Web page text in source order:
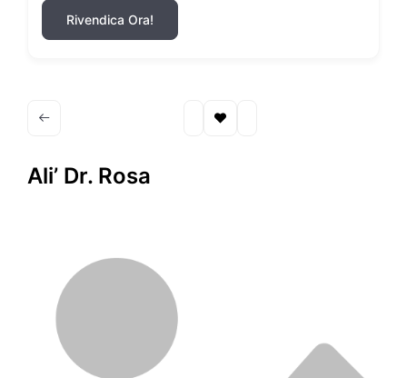
Rivendica Ora!
Ali’ Dr. Rosa